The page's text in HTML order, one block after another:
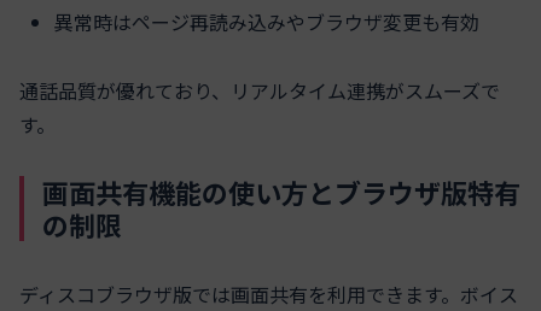
異常時はページ再読み込みやブラウザ変更も有効
通話品質が優れており、リアルタイム連携がスムーズで
す。
画面共有機能の使い方とブラウザ版特有
の制限
ディスコブラウザ版では画面共有を利用できます。ボイス